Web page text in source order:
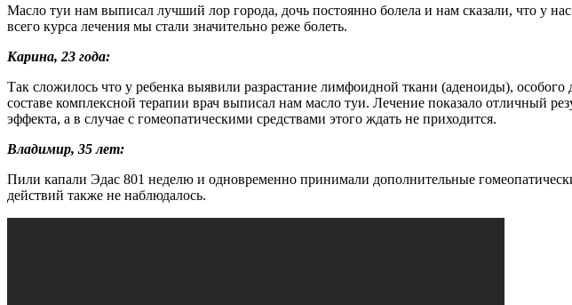
Масло туи нам выписал лучший лор города, дочь постоянно болела и нам сказали, что у
всего курса лечения мы стали значительно реже болеть.
Карина, 23 года:
Так сложилось что у ребенка выявили разрастание лимфоидной ткани (аденоиды),
составе комплексной терапии врач выписал нам масло туи. Лечение показало отличный
эффекта, а в случае с гомеопатическими средствами этого ждать не приходится.
Владимир, 35 лет:
Пили капали Эдас 801 неделю и одновременно принимали дополнительные
действий также не наблюдалось.